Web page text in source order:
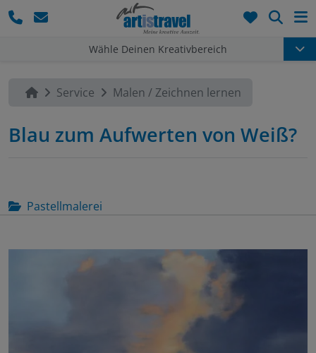
Wähle Deinen Kreativbereich
Service Malen / Zeichnen lernen
Blau zum Aufwerten von Weiß?
Pastellmalerei